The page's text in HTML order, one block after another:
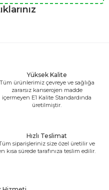
Yüksek Kalite
Tüm ürünlerimiz çevreye ve sağlığa
zararsız kanserojen madde
içermeyen E1 Kalite Standardında
üretilmiştir.
Hızlı Teslimat
siparişleriniz size özel üretilir ve
kısa sürede tarafınıza teslim edilir.